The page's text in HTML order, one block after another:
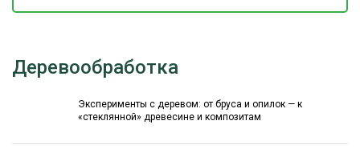
Деревообработка
Эксперименты с деревом: от бруса и опилок — к
«стеклянной» древесине и композитам